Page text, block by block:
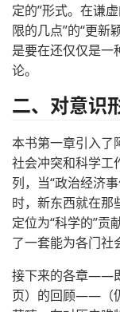
定的”形式。在谦
限的几点”的“更
是要在还仅仅是一
论。
二、对意识
本书第一章引入了
社会冲突和科学工
列，当“政治经济
时，新东西就在那
定位为“科学的”贡
了一套能为各门社
接下来的各章——
页）的回顾——（